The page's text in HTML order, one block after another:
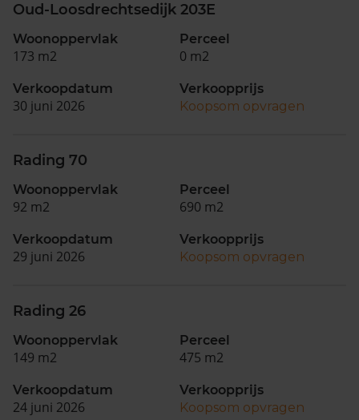
Oud-Loosdrechtsedijk 203E
Woonoppervlak
173 m2
Perceel
0 m2
Verkoopdatum
30 juni 2026
Verkoopprijs
Koopsom opvragen
Rading 70
Woonoppervlak
92 m2
Perceel
690 m2
Verkoopdatum
29 juni 2026
Verkoopprijs
Koopsom opvragen
Rading 26
Woonoppervlak
149 m2
Perceel
475 m2
Verkoopdatum
24 juni 2026
Verkoopprijs
Koopsom opvragen